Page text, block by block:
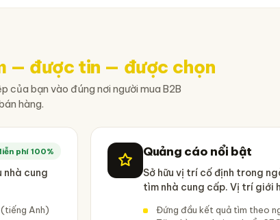
— được tin — được chọn
của bạn vào đúng nơi người mua B2B
hàng.
phí 100%
nhà cung
Anh)
Quảng cáo nổi bật
Sở hữu vị trí cố định trong
tìm nhà cung cấp. Vị trí giới
Đứng đầu kết quả tìm theo